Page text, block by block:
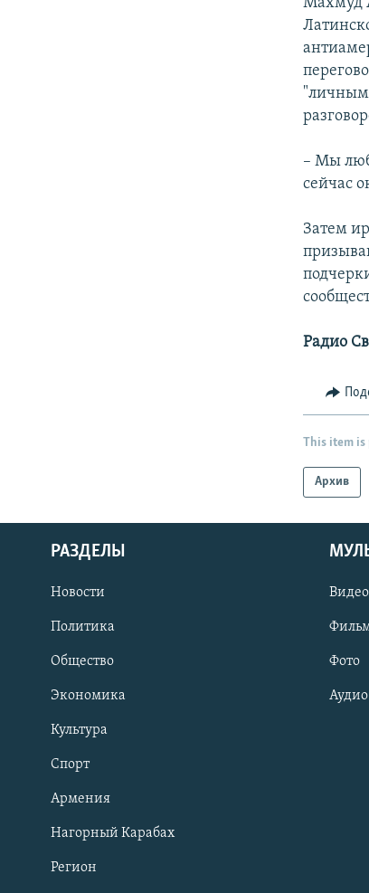
"личным
– Мы
сейчас
Затем
Радио
This item is
Архив
РАЗДЕЛЫ
Новости
Политика
Общество
Экономика
Культура
Спорт
Армения
Нагорный Карабах
Регион
Видео
Фото
Аудио